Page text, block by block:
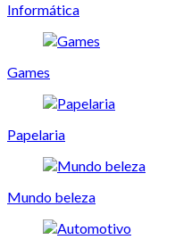
Informática
Games
Papelaria
Mundo beleza